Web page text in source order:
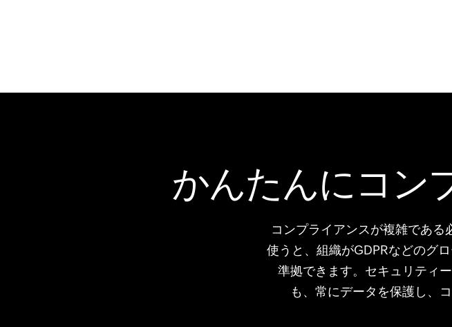
かんたんにコン
コンプライアンスが複雑であ
使うと、組織がGDPRなどのグ
準拠できます。セキュリティ
も、常にデータを保護し、